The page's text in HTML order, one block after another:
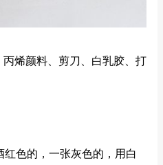
烯颜料、剪刀、白乳胶、打
色的，一张灰色的，用白